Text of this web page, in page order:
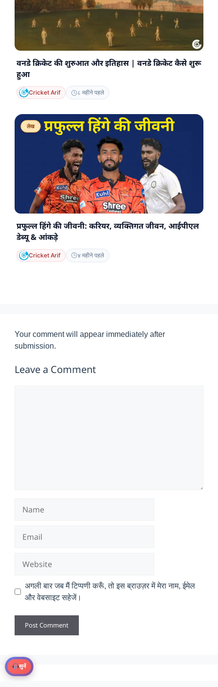
सुनें
वनडे क्रिकेट की शुरुआत और इतिहास | वनडे क्रिकेट कैसे शुरू
हुआ
Cricket Arif ८ महीने पहले
लेख
प्रफुल्ल हिंगे की जीवनी: करियर, व्यक्तिगत जीवन, आईपीएल
डेब्यू & आंकड़े
Cricket Arif ४ महीने पहले
Your comment will appear immediately after
submission.
Leave a Comment
अगली बार जब मैं टिप्पणी करूँ, तो इस ब्राउज़र में मेरा नाम, ईमेल
और वेबसाइट सहेजें।